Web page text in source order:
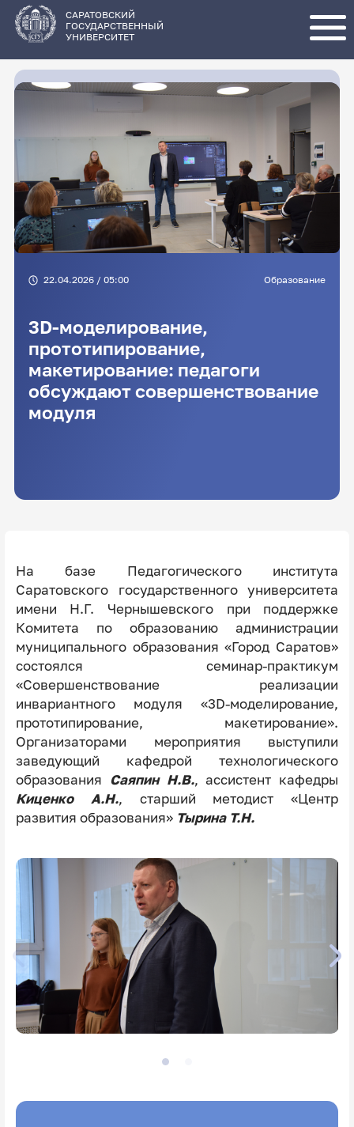
основному
содержанию
САРАТОВСКИЙ
ГОСУДАРСТВЕННЫЙ
УНИВЕРСИТЕТ
22.04.2026 / 05:00 Образование
3D-моделирование,
прототипирование,
макетирование: педагоги
обсуждают совершенствование
модуля
На базе Педагогического института
Саратовского государственного университета
имени Н.Г. Чернышевского при поддержке
Комитета по образованию администрации
муниципального образования «Город Саратов»
состоялся семинар-практикум
«Совершенствование реализации
инвариантного модуля «3D-моделирование,
прототипирование, макетирование».
Организаторами мероприятия выступили
заведующий кафедрой технологического
образования
Саяпин Н.В., ассистент кафедры
Киценко А.Н., старший методист «Центр
развития образования»Тырина Т.Н.